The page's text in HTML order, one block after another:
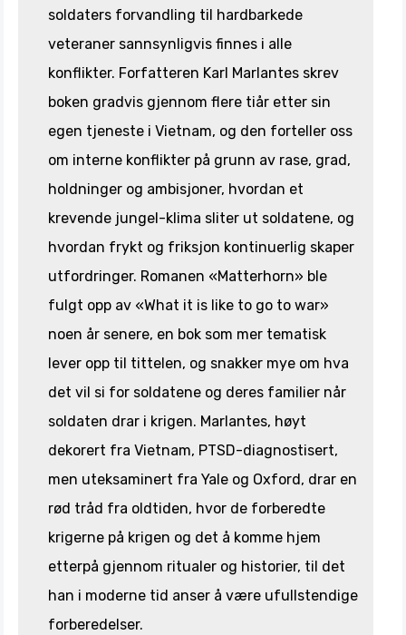
soldaters forvandling til hardbarkede
veteraner sannsynligvis finnes i alle
konflikter. Forfatteren Karl Marlantes skrev
boken gradvis gjennom flere tiår etter sin
egen tjeneste i Vietnam, og den forteller oss
om interne konflikter på grunn av rase, grad,
holdninger og ambisjoner, hvordan et
krevende jungel-klima sliter ut soldatene, og
hvordan frykt og friksjon kontinuerlig skaper
utfordringer. Romanen «Matterhorn» ble
fulgt opp av «What it is like to go to war»
noen år senere, en bok som mer tematisk
lever opp til tittelen, og snakker mye om hva
det vil si for soldatene og deres familier når
soldaten drar i krigen. Marlantes, høyt
dekorert fra Vietnam, PTSD-diagnostisert,
men uteksaminert fra Yale og Oxford, drar en
rød tråd fra oldtiden, hvor de forberedte
krigerne på krigen og det å komme hjem
etterpå gjennom ritualer og historier, til det
han i moderne tid anser å være ufullstendige
forberedelser.